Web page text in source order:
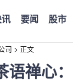
要闻 股市
司 > 正文
语禅心